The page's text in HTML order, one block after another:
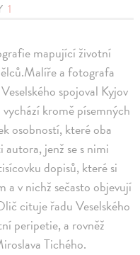
1
mapující životní
a fotografa
spojoval Kyjov
kromě písemných
osobností, které oba
jenž se s nimi
dopisů, které si
a v nichž sečasto objevují
cituje řadu Veselského
peripetie, a rovněž
Tichého.